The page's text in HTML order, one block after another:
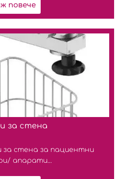
повече
за стена
за стена за пациентни
апарати...